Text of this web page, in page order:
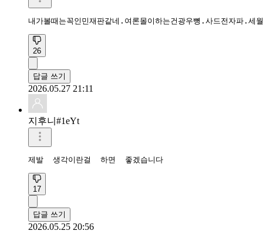
내가볼때는꼭인민재판같네.여론몰이하는건광우뼝.사드전자파.세
26
답글 쓰기
2026.05.27 21:11
지후니#1eYt
제발  생각이란걸  하면  좋겠습니다
17
답글 쓰기
2026.05.25 20:56